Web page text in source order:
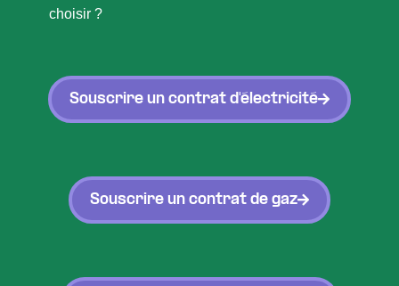
choisir ?
Souscrire un contrat d'électricité
Souscrire un contrat de gaz